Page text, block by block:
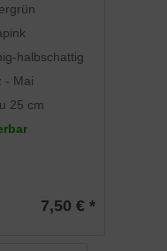
halbschattig
- Mai
25 cm
7,50 € *